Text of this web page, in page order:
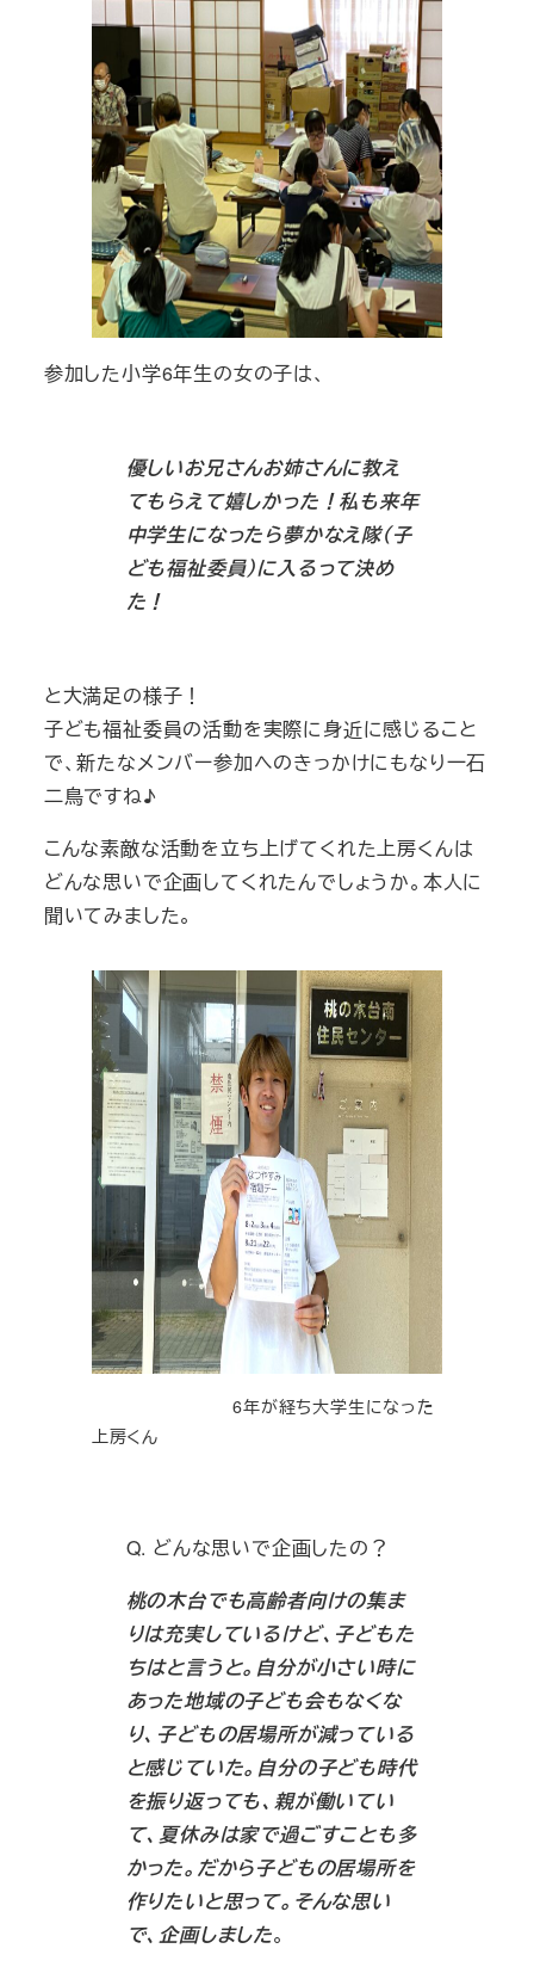
参加した小学6年生の女の子は、
優しいお兄さんお姉さんに教え
てもらえて嬉しかった！私も来年
中学生になったら夢かなえ隊（子
ども福祉委員）に入るって決め
た！
と大満足の様子！
子ども福祉委員の活動を実際に身近に感じること
で、新たなメンバー参加へのきっかけにもなり一石
二鳥ですね♪
こんな素敵な活動を立ち上げてくれた上房くんは
どんな思いで企画してくれたんでしょうか。本人に
聞いてみました。
6年が経ち大学生になった
上房くん
Q. どんな思いで企画したの？
桃の木台でも高齢者向けの集ま
りは充実しているけど、子どもた
ちはと言うと。自分が小さい時に
あった地域の子ども会もなくな
り、子どもの居場所が減っている
と感じていた。自分の子ども時代
を振り返っても、親が働いてい
て、夏休みは家で過ごすことも多
かった。だから子どもの居場所を
作りたいと思って。そんな思い
で、企画しました。